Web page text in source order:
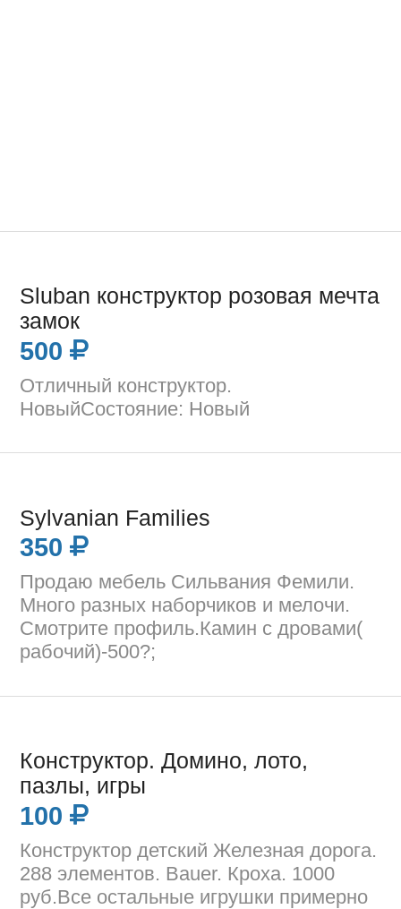
Sluban конструктор розовая мечта
замок
500
Отличный конструктор.
НовыйСостояние: Новый
Sylvanian Families
350
Продаю мебель Сильвания Фемили.
Много разных наборчиков и мелочи.
Смотрите профиль.Камин с дровами(
рабочий)-500?;
Конструктор. Домино, лото,
пазлы, игры
100
Конструктор детский Железная дорога.
288 элементов. Bauer. Кроха. 1000
руб.Все остальные игрушки примерно